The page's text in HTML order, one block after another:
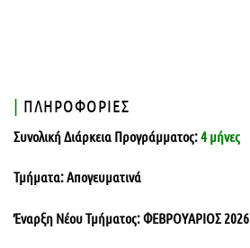
| ΠΛΗΡΟΦΟΡΙΕΣ
Συνολική Διάρκεια Προγράμματος:4 μήνες
Τμήματα:Απογευματινά
Έναρξη Νέου Τμήματος:ΦΕΒΡΟΥΑΡΙΟΣ 2026